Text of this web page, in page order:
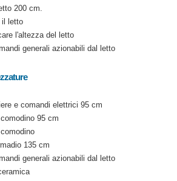
200 cm.
il letto
l'altezza del letto
generali azionabili dal letto
e comandi elettrici 95 cm
95 cm
135 cm
generali azionabili dal letto